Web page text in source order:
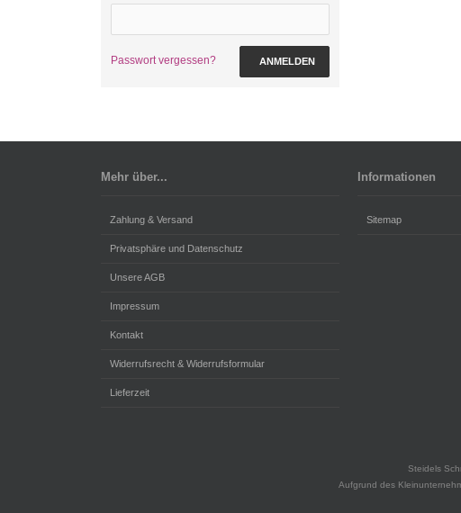
Passwort vergessen? ANMELDEN
Mehr über...
Zahlung & Versand
Privatsphäre und Datenschutz
Unsere AGB
Impressum
Kontakt
Widerrufsrecht & Widerrufsformular
Lieferzeit
Informationen
Sitemap
Steidels
Aufgrund des